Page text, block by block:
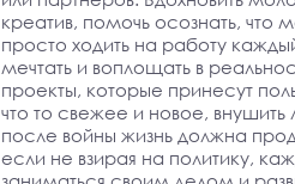
креатив, помочь осознать, что
просто ходить на работу
мечтать и воплощать в
проекты, которые принесут
что то свежее и новое, внушить
после войны жизнь должна
если не взирая на политику,